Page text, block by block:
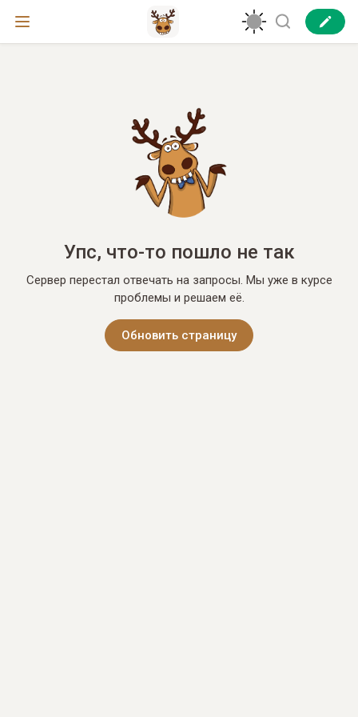
Упс, что-то пошло не так
Сервер перестал отвечать на запросы. Мы уже в курсе
проблемы и решаем её.
Обновить страницу